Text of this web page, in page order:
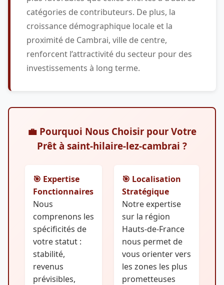
catégories de contributeurs. De plus, la
croissance démographique locale et la
proximité de Cambrai, ville de centre,
renforcent l’attractivité du secteur pour des
investissements à long terme.
💼 Pourquoi Nous Choisir pour Votre
Prêt à saint-hilaire-lez-cambrai ?
🎯 Expertise
Fonctionnaires
Nous
comprenons les
spécificités de
votre statut :
stabilité,
revenus
prévisibles,
🎯 Localisation
Stratégique
Notre expertise
sur la région
Hauts-de-France
nous permet de
vous orienter vers
les zones les plus
prometteuses